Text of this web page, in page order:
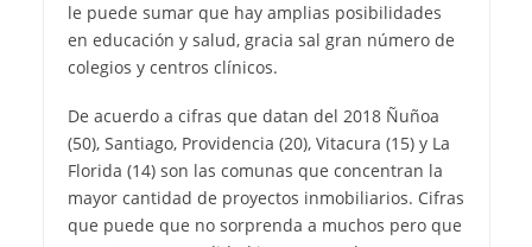
le puede sumar que hay amplias posibilidades
en educación y salud, gracia sal gran número de
colegios y centros clínicos.
De acuerdo a cifras que datan del 2018 Ñuñoa
(50), Santiago, Providencia (20), Vitacura (15) y La
Florida (14) son las comunas que concentran la
mayor cantidad de proyectos inmobiliarios. Cifras
que puede que no sorprenda a muchos pero que